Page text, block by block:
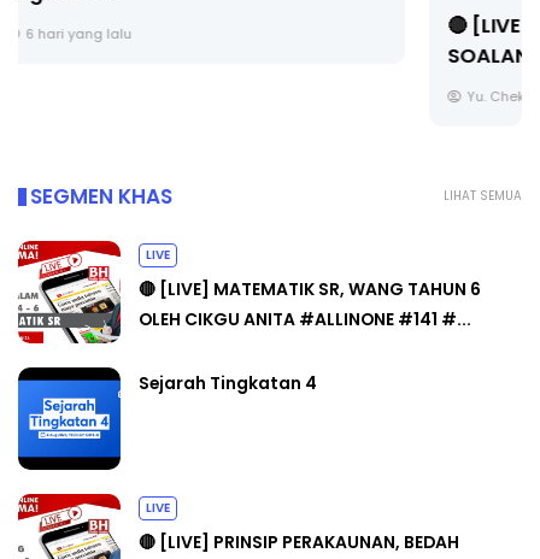
🔴 [LIVE] PRINSIP PERAKAUNAN, BEDAH TUNTAS
LIHAT SEMUA
SEGMEN KHAS
LIVE
🔴 [LIVE] MATEMATIK SR, WANG TAHUN 6
OLEH CIKGU ANITA #ALLINONE #141 #...
Sejarah Tingkatan 4
LIVE
🔴 [LIVE] PRINSIP PERAKAUNAN, BEDAH